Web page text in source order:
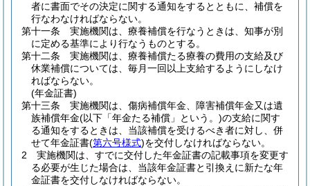
者に書面でその決定に関する通知をするとともに、補償を
行なわなければならない。
第十一条
実施機関は、療養補償を行なうときは、知事が別
に定める基準により行なうものとする。
第十二条
実施機関は、療養補償たる療養の費用の支給及び
休業補償については、毎月一回以上支給するようにしなけ
ればならない。
(年金証書)
第十三条
実施機関は、傷病補償年金、障害補償年金又は遺
族補償年金(以下「年金たる補償」という。)の支給に関す
る通知をするときは、当該補償を受けるべき者に対し、併
せて年金証書(第六号様式)を交付しなければならない。
2
実施機関は、すでに交付した年金証書の記載事項を変更す
る必要が生じた場合は、当該年金証書と引換えに新たな年
金証書を交付しなければならない。